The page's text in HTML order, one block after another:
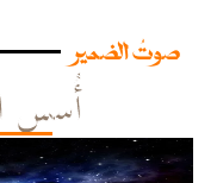
صوتُ الضمير
أُسس